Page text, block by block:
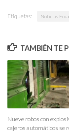
Etiquetas: Noticias
TAMBIÉN TE
Nueve robos con
cajeros automáticos se